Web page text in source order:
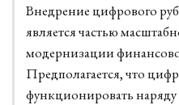
Внедрение цифрового
является частью
модернизации
Предполагается, что
функционировать